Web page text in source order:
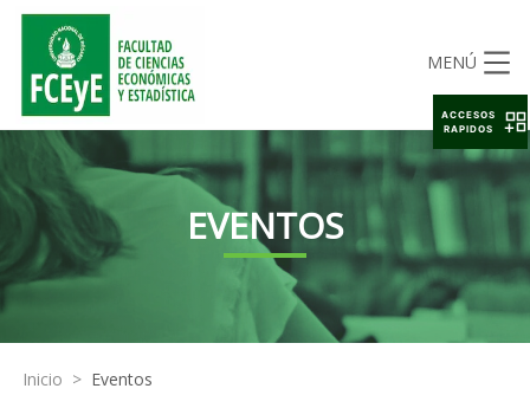
MENÚ
EVENTOS
Inicio > Eventos
ACCESOS
RAPIDOS